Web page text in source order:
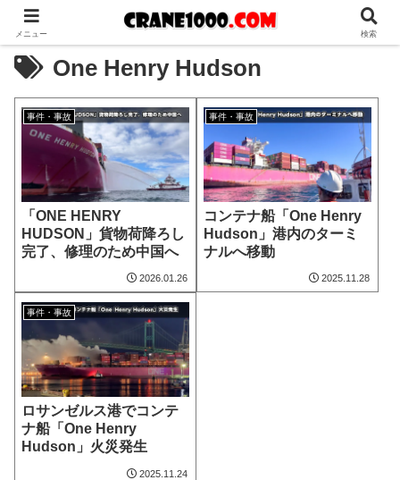
One Henry Hudson
事件・事故
「ONE HENRY
HUDSON」貨物荷降ろし
完了、修理のため中国へ
2026.01.26
事件・事故
コンテナ船「One Henry
Hudson」港内のターミ
ナルへ移動
2025.11.28
事件・事故
ロサンゼルス港でコンテ
ナ船「One Henry
Hudson」火災発生
2025.11.24
メニュー 検索